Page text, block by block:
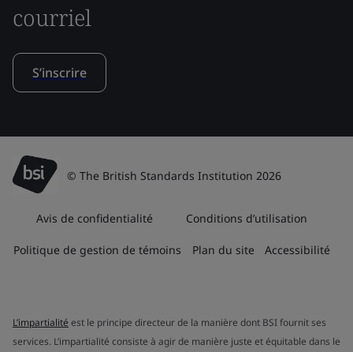
courriel
S’inscrire
© The British Standards Institution 2026
Avis de confidentialité Conditions d’utilisation
Politique de gestion de témoins Plan du site Accessibilité
L’impartialité est le principe directeur de la manière dont BSI fournit ses
services. L’impartialité consiste à agir de manière juste et équitable dans le